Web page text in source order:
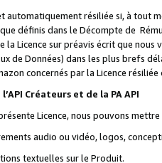
automatiquement résiliée si, à
définis dans le Décompte de
Licence sur préavis écrit que
de Données) dans les plus
concernés par la Licence
Créateurs et de la PA API
Licence, nous pouvons
audio ou vidéo, logos,
textuelles sur le Produit.